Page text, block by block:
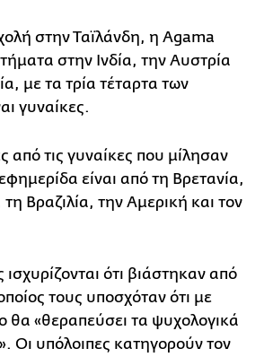
στην Ταϊλάνδη, η Agama
στην Ινδία, την Αυστρία
με τα τρία τέταρτα των
γυναίκες.
από τις γυναίκες που μίλησαν
είναι από τη Βρετανία,
Βραζιλία, την Αμερική και τον
ισχυρίζονται ότι βιάστηκαν από
τους υποσχόταν ότι με
θα «θεραπεύσει τα ψυχολογικά
Οι υπόλοιπες κατηγορούν τον